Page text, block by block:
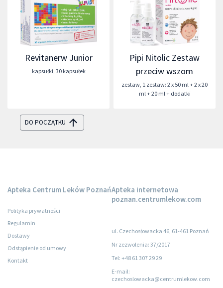
Revitanerw Junior
kapsułki, 30 kapsułek
Pipi Nitolic Zestaw
przeciw wszom
zestaw, 1 zestaw: 2 x 50 ml + 2 x 20
ml + 20 ml + dodatki
DO POCZĄTKU
Apteka Centrum Leków Poznań
Polityka prywatności
Regulamin
Dostawy
Odstąpienie od umowy
Kontakt
Apteka internetowa
poznan.centrumlekow.com
ul. Czechosłowacka 46, 61-461 Poznań
Nr zezwolenia: 37/2017
Tel: +48 61 307 29 29
E-mail:
czechoslowacka@centrumlekow.com